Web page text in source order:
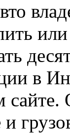
или
в